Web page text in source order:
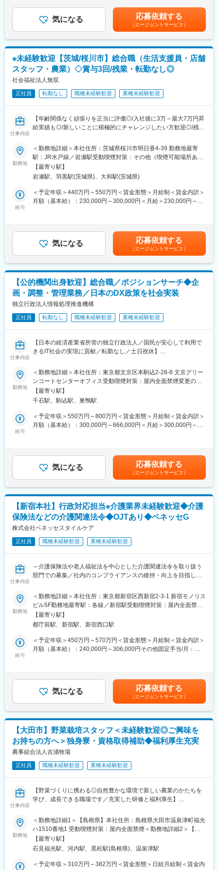
業務をお任せします。
・大手企業／ベンチャーキャピタル等とのネットワーク形成
・スタートアップ企業を支援する他機関との連携（事業企画・運
用支援）
■業務の流れ：
・企画立案→関連機関との調整・商談→告知準備→プログラム運
営・報告書作成、が主な流れ。
・担当する企業の事業成長を支援することをミッションに、外部
連携やイベント実施などの幅広い選択肢から最適な施策を実行し
ます。
■施策事例：
※年間300を超えるプログラムをチーム体制で企画・実行していま
す。
https://www.innovation-osaka.jp/ja/event-calendar/
■組織構成：
・人数：約40名
・ご入社後は、同社の事業理解からスタートし、その後は既存案
件に参画しながら業務理解を深めます。
・先輩社員の手厚いサポートのもと、1年を目標に二人三脚で独り
立ちを目指します。
■魅力：
＜顧客視点のご提案＞
・経営者や起業家との面談を通じ、同財団と関わりをもつ事業会
社やVC等を「つなぐ」お仕事です。
です。
・入社後5年経過時点で、無期雇用契約へ更新。
・登用試験などは無く、面談にてご本人の意思を確認し、双方の
合意のもと切り替えとなります。
・雇用形態で待遇の変化は無く、成果を給与にしっかり反映され
る環境です。
変更の範囲：会社の定める業務
3月)、決算インセンティブ(30~10万円職階により年1回)賃金はあ
くまでも目安の金額であり、選考を通じて上下する可能性があり
ます。月給(月額)は固定手当を含めた表記です。
気になる 応募依頼する
（エージェントサービス）
※未経験歓迎【茨城/桜川市】総合職（生活支援員・店舗
スタッフ・農業）◇賞与3回/残業・転勤なし◎
社会福祉法人無双
正社員 転勤なし 職種未経験歓迎 業種未経験歓迎
仕事内容
【年齢関係なく頑張りを正当に評価◎/入社後に3万～最大7万円昇
給実績も◎/新しいことに積極的にチャレンジしたい方歓迎◎/残業
■業務内容：当社にて希望や適性に応じて生活支援員・店舗スタッ
フ（カフェ）・農業（イチゴの生産）のいずれかをお任せしま
す。
■業務詳細：
・生活支援員：食事・活動のサポート、レクリエーション
・店舗スタッフ：コーヒーの焙煎、販売、新商品企画
業務に携わっていただきます。
直接見て、感じてください。その上であなたの希望や適性を考慮
し、面接を経て配属先を決定します。入社後は、先輩社員が丁寧
に業務を教えるので、未経験の方も安心してスタートできる環境
です。
■魅力・特徴：
年齢に関係なく"頑張りを正当に評価"します。入社後に3万（令和
6年実績）～最大7万円（令和7年実績）昇給したことも。年齢関
係なく評価できるような昇給システムも整備しております。
・当法人の理念に共感いただける方
・新しいことに積極的にチャレンジしたい方
・将来的に事業運営にも関わってみたい方
・小さいお子さんがいらっしゃる方などは、夜間勤務や土日勤務
などは免除することも可能です。実際に対応しています。
勤務地
＜勤務地詳細＞本社住所：茨城県桜川市明日香4-39 勤務地最寄
駅：JR水戸線／岩瀬駅受動喫煙対策：その他（喫煙可能場所あ
り）
【最寄り駅】
岩瀬駅、羽黒駅(茨城県)、大和駅(茨城県)
給与
＜予定年収＞440万円～550万円＜賃金形態＞月給制＜賃金内訳＞
月額（基本給）：230,000円～300,000円＜月給＞230,000円～
より決定いたします。・昇給／年1回（実績：3,000円～50,000円
／月）・賞与／年3回（4月、7月、12月）※入社1年目は年2回賃金
はあくまでも目安の金額であり、選考を通じて上下する可能性が
あります。月給(月額)は固定手当を含めた表記です。
気になる 応募依頼する
（エージェントサービス）
【公的機関出身歓迎】総合職／ポジションサーチ◆企
画・調整・管理業務／日本のDX政策を社会実装
独立行政法人情報処理推進機構
正社員 転勤なし 職種未経験歓迎 業種未経験歓迎
仕事内容
【日本の経済産業省所管の独立行政法人／国民が安心して利用で
きるIT社会の実現に貢献／転勤なし／土日祝休】
総合職として、各センター事業（経営企画センター、デジタルア
ーキテクチャ・デザインセンター、デジタル基盤センター、デジ
タル人材センター、セキュリティセンター、産業サイバーセキュ
リティセンター）の企画業務や調整管理業務など機構全体活動に
従事していただきます。
■参照情報：IPA事業案内
(1) 機構内または関連省庁や団体との調整業務
(2) 会議体の運営、業務環境整備、資産管理、文書管理等の総務
(5) 企画立案や資料作成
(6) 事業プロモーションに関連する業務
■配属先：
各センターの企画部門等
※バックオフィスへの配属もございます。
■ジョブローテーション：
2～4年ごとに異動（ジョブローテーション）となる可能性があり
ます。
ャリアアップにつなげることが可能です。
■独立行政法人情報処理推進機構（IPA）について：
◇2004年に発足してから今日に至るまで、IPAは、経済産業省の
みの一翼を担ってまいりました。
◇国民の皆様が安心できるIT社会を実現するため、情報セキュリ
変更の範囲：会社の定める業務
勤務地
＜勤務地詳細＞本社住所：東京都文京区本駒込2-28-8 文京グリー
ンコートセンターオフィス受動喫煙対策：屋内全面禁煙変更の範
囲：会社の定める事業所（リモートワーク含む）
【最寄り駅】
千石駅、駒込駅、巣鴨駅
給与
＜予定年収＞550万円～800万円＜賃金形態＞月給制＜賃金内訳＞
月額（基本給）：300,000円～666,000円＜月給＞300,000円～
可能性があります。月給(月額)は固定手当を含めた表記です。
気になる 応募依頼する
（エージェントサービス）
【新宿本社】行政対応担当※介護業界未経験歓迎◆介護
保険法などの介護関連法令◆OJTあり◆ベネッセG
株式会社ベネッセスタイルケア
正社員 職種未経験歓迎 業種未経験歓迎
仕事内容
～介護保険法や老人福祉法を中心とした介護関連法令を取り扱う
部門での募集／社内のコンプライアンスの維持・向上を目指し、
ってみませんか～
■部門の役割
当該部門は、法務部門ではありますが、当社の中心事業である、
介護サービス事業内における介護保険法等の介護関連法令を取り
扱っています。
主に、福祉行政への各種届出や監査対応、関連法令変更時の社内
成・提出など
・折衝業務：指導等の場面で当社の立場をご理解いただくための
策定
・福祉行政対応全般の業務：上記以外の意見照会、各種調査対応
など
・介護保険サービス等に関する利用契約書類の管理業務：制度改
正に対応する書類改訂など
■業務内容
上記業務内容を中心に、福祉行政への各種届出や、立入検査時の
対応など、福祉行政との対応全般を担っていただきます。社内の
コンプライアンスの維持・向上を目指し、迅速かつ正確な対応を
基盤づくりが最大ミッションとなります。
■着任時の業務
当社が展開する各介護サービス事業や組織全体の理解が深まるこ
ます。
勤務地
＜勤務地詳細＞本社住所：東京都新宿区西新宿2-3-1 新宿モノリス
ビル5F勤務地最寄駅：各線／新宿駅受動喫煙対策：屋内全面禁煙
変更の範囲：会社の定める事業所
【最寄り駅】
都庁前駅、新宿駅、新宿西口駅
給与
＜予定年収＞450万円～570万円＜賃金形態＞月給制＜賃金内訳＞
月額（基本給）：240,000円～306,000円その他固定手当/月：
業手当＞有＜給与補足＞※キャリア・スキルによって異なる■その
他固定手当：地域基礎給20,000円■昇給：年1回（評価により）■
賞与：年2回（評価により決定）※別途特別賞与あり：賞与支給対
象期間（6カ月）の残業時間が270時間以下の場合、年間0.5カ月
加算支給）賃金はあくまでも目安の金額であり、選考を通じて上
下する可能性があります。月給(月額)は固定手当を含めた表記で
す。
気になる 応募依頼する
（エージェントサービス）
【大田市】野菜栽培スタッフ＜未経験歓迎◎ご興味を
お持ちの方へ＞独身寮・資格取得補助◆福利厚生充実
農事組合法人吉浦牧場
正社員 職種未経験歓迎 業種未経験歓迎
仕事内容
【野菜づくりに携わる◎自然豊かな環境で新しい農業のかたちを
学び、成長できる職場です／充実した研修と福利厚生】
■業務概要
野菜栽培スタッフとして、野菜の生産・管理を担当していただき
ます。
敷地や設備はすべて揃っているため、興味はあるけれども一人で
は実現が難しい…といったお悩みを抱える方も歓迎いたします◎
勤務地
＜勤務地詳細1＞【島根県】本社住所：島根県大田市温泉津町福光
ハ1510番地1 受動喫煙対策：屋内全面禁煙＜勤務地詳細2＞【広
島県】世羅つくし分場住所：広島県世羅郡世羅町津口８１０ 受動
喫煙対策：屋内全面禁煙変更の範囲：会社の定める事業所
【最寄り駅】
石見福光駅、河内駅、黒松駅(島根県)、温泉津駅
＜予定年収＞310万円～382万円＜賃金形態＞日給月給制＜賃金内